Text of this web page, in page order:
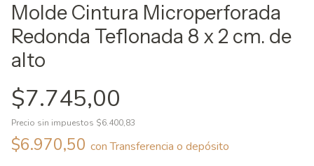
Molde Cintura Microperforada
Redonda Teflonada 8 x 2 cm. de
alto
$7.745,00
Precio sin impuestos $6.400,83
$6.970,50 con Transferencia o depósito